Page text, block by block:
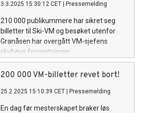
3.3.2025 15:30:12 CET Pressemelding
210 000 publikummere har sikret seg
billetter til Ski-VM og besøket utenfor
Granåsen har overgått VM-sjefens
skyhøye forventninger.
200 000 VM-billetter revet bort!
25.2.2025 15:10:39 CET Pressemelding
En dag før mesterskapet braker løs